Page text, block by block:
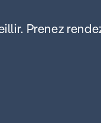
Prenez